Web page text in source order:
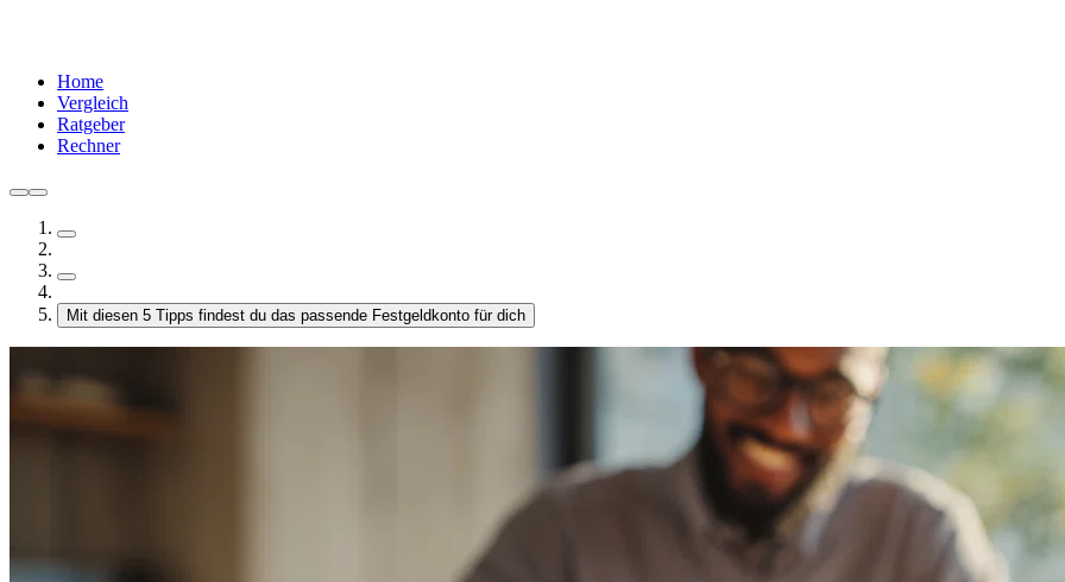
Home
Vergleich
Ratgeber
Rechner
Mit diesen 5 Tipps findest du das passende Festgeldkonto für dich